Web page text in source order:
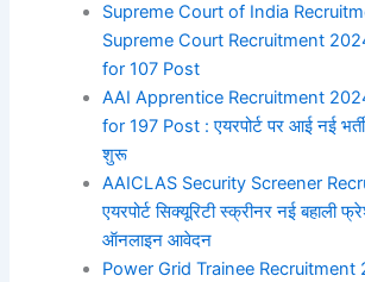
Supreme Court of India
Supreme Court Recruitment
for 107 Post
AAI Apprentice Recruitment
for 197 Post : एयरपोर्ट पर आई नई
शुरू
AAICLAS Security Screener
एयरपोर्ट सिक्यूरिटी स्क्रीनर नई बहाली
ऑनलाइन आवेदन
Power Grid Trainee Recruitment